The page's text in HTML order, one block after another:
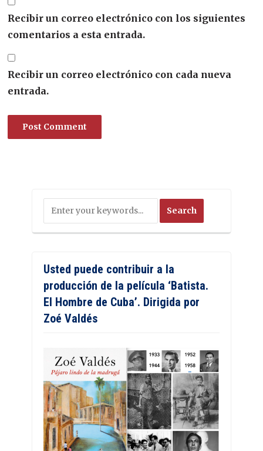
Recibir un correo electrónico con los siguientes
comentarios a esta entrada.
Recibir un correo electrónico con cada nueva
entrada.
Usted puede contribuir a la
producción de la película ‘Batista.
El Hombre de Cuba’. Dirigida por
Zoé Valdés